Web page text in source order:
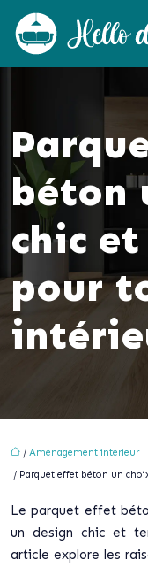
béton
chic
pour
/ Aménagement intérieur
/ Parquet effet béton un
Le parquet effet
un design chic et
article explore les